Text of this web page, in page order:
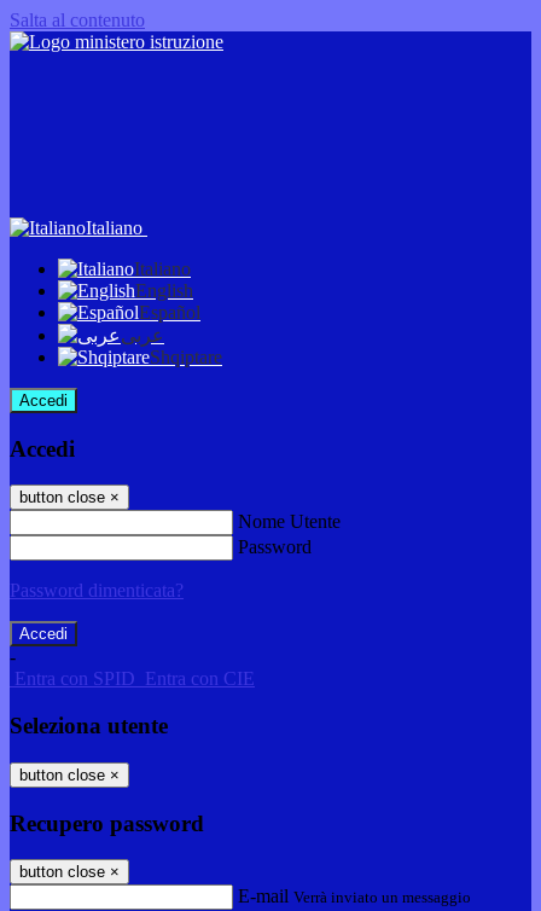
Salta al contenuto
Italiano
Italiano
English
Español
عربى
Shqiptare
Accedi
Accedi
button close ×
Nome Utente
Password
Password dimenticata?
-
Entra con SPID Entra con CIE
Seleziona utente
button close ×
Recupero password
button close ×
E-mail Verrà inviato un messaggio